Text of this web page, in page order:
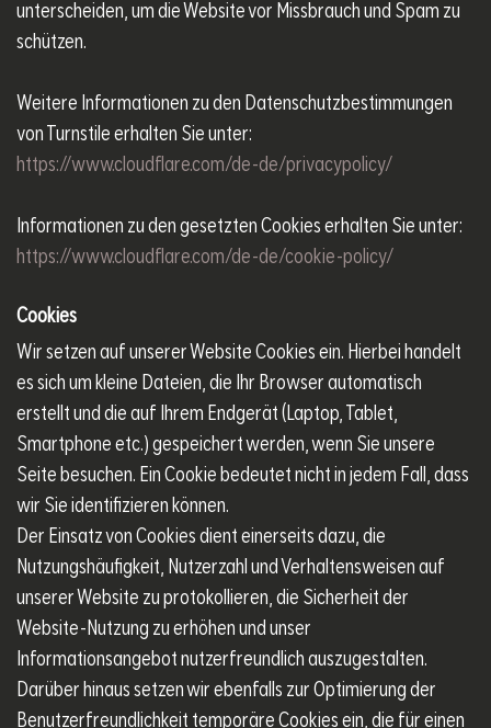
unterscheiden, um die Website vor Missbrauch und Spam zu
schützen.
Weitere Informationen zu den Datenschutzbestimmungen
von Turnstile erhalten Sie unter:
https://www.cloudflare.com/de-de/privacypolicy/
Informationen zu den gesetzten Cookies erhalten Sie unter:
https://www.cloudflare.com/de-de/cookie-policy/
Cookies
Wir setzen auf unserer Website Cookies ein. Hierbei handelt
es sich um kleine Dateien, die Ihr Browser automatisch
erstellt und die auf Ihrem Endgerät (Laptop, Tablet,
Smartphone etc.) gespeichert werden, wenn Sie unsere
Seite besuchen. Ein Cookie bedeutet nicht in jedem Fall, dass
wir Sie identifizieren können.
Der Einsatz von Cookies dient einerseits dazu, die
Nutzungshäufigkeit, Nutzerzahl und Verhaltensweisen auf
unserer Website zu protokollieren, die Sicherheit der
Website-Nutzung zu erhöhen und unser
Informationsangebot nutzerfreundlich auszugestalten.
Darüber hinaus setzen wir ebenfalls zur Optimierung der
Benutzerfreundlichkeit temporäre Cookies ein, die für einen